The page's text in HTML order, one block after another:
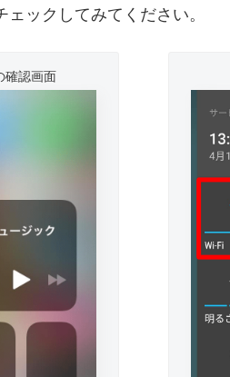
ックしてみてください。
確認画面